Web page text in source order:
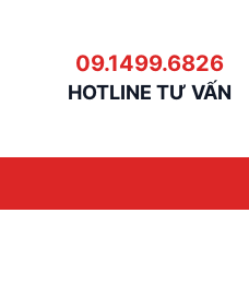
09.1499.6826
HOTLINE TƯ VẤN